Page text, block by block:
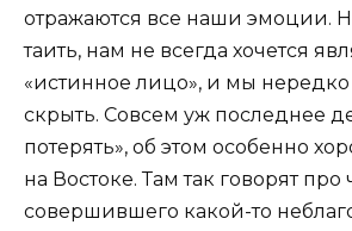
отражаются все наши эмоции.
таить, нам не всегда хочется
«истинное лицо», и мы
скрыть. Совсем уж последнее
потерять», об этом особенно
на Востоке. Там так говорят про
совершившего какой-то